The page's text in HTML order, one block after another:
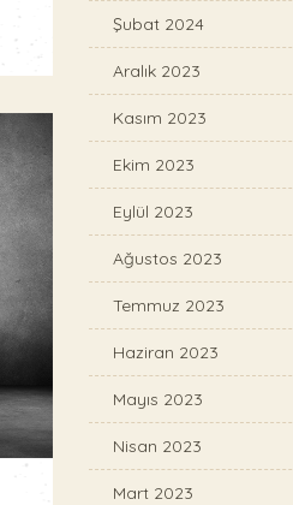
Şubat 2024
Aralık 2023
Kasım 2023
Ekim 2023
Eylül 2023
Ağustos 2023
Temmuz 2023
Haziran 2023
Mayıs 2023
Nisan 2023
Mart 2023